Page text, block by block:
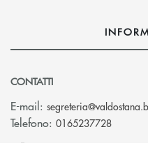
CONTATTI
E-mail:
Telefono: 0165237728